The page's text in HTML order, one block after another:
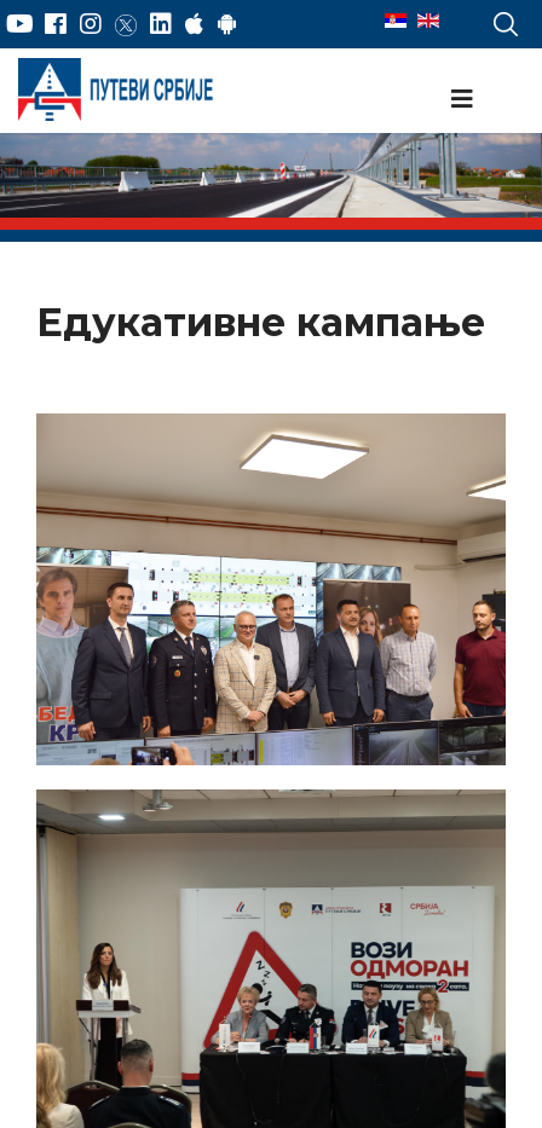
Едукативне кампање